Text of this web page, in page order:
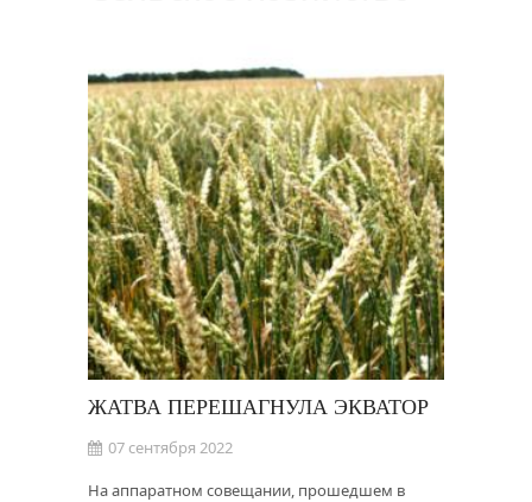
ЖАТВА ПЕРЕШАГНУЛА ЭКВАТОР
07 сентября 2022
На аппаратном совещании, прошедшем в